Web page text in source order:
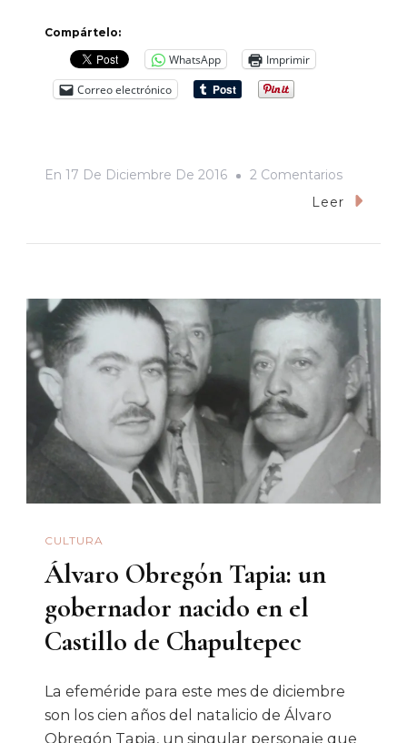
Compártelo:
WhatsApp
Imprimir
Correo electrónico
En 17 De Diciembre De 2016 2 ComentariosEn
Una
Board
Leer
CULTURA
Álvaro Obregón Tapia: un
gobernador nacido en el
Castillo de Chapultepec
La efeméride para este mes de diciembre
son los cien años del natalicio de Álvaro
Obregón Tapia, un singular personaje que